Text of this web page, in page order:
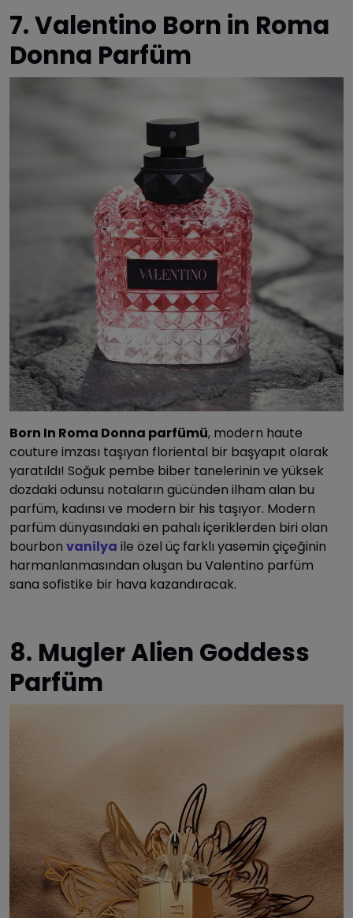
7. Valentino Born in Roma
Donna Parfüm
Born In Roma Donna parfümü, modern haute
couture imzası taşıyan floriental bir başyapıt olarak
yaratıldı! Soğuk pembe biber tanelerinin ve yüksek
dozdaki odunsu notaların gücünden ilham alan bu
parfüm, kadınsı ve modern bir his taşıyor. Modern
parfüm dünyasındaki en pahalı içeriklerden biri olan
bourbon vanilya ile özel üç farklı yasemin çiçeğinin
harmanlanmasından oluşan bu Valentino parfüm
sana sofistike bir hava kazandıracak.
8. Mugler Alien Goddess
Parfüm